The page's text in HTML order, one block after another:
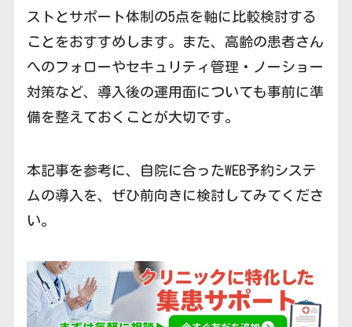
ストとサポート体制の5点を軸に比較検討する
ことをおすすめします。また、高齢の患者さん
へのフォローやセキュリティ管理・ノーショー
対策など、導入後の運用面についても事前に準
備を整えておくことが大切です。
本記事を参考に、自院に合ったWEB予約システ
ムの導入を、ぜひ前向きに検討してみてくださ
い。